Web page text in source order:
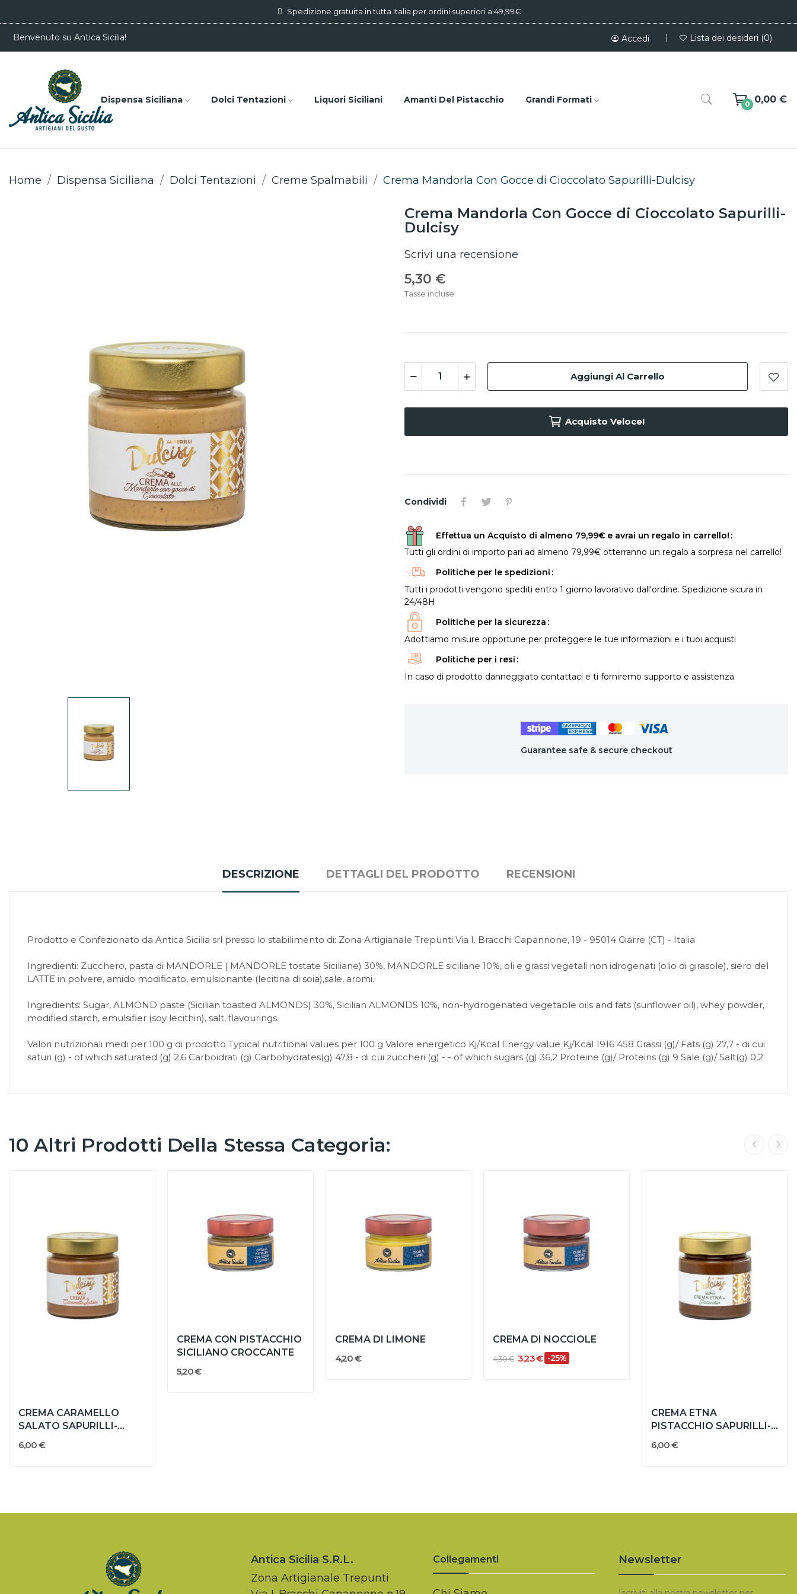
Spedizione gratuita in tutta Italia per ordini superiori a 49,99€
Benvenuto su Antica Sicilia! Accedi Lista dei desideri 0
Dispensa Siciliana Dolci Tentazioni Liquori Siciliani Amanti Del Pistacchio Grandi Formati 0,00 €
0
Home Dispensa Siciliana Dolci Tentazioni Creme Spalmabili Crema Mandorla Con Gocce di Cioccolato Sapurilli-Dulcisy
Crema Mandorla Con Gocce di Cioccolato Sapurilli-
Dulcisy
Scrivi una recensione
5,30 €
Tasse incluse
Aggiungi Al Carrello
Acquisto Veloce!
Condividi
Effettua un Acquisto di almeno 79,99€ e avrai un regalo in carrello!
Tutti gli ordini di importo pari ad almeno 79,99€ otterranno un regalo a sorpresa nel carrello!
Politiche per le spedizioni
Tutti i prodotti vengono spediti entro 1 giorno lavorativo dall'ordine. Spedizione sicura in
24/48H
Politiche per la sicurezza
Adottiamo misure opportune per proteggere le tue informazioni e i tuoi acquisti
Politiche per i resi
In caso di prodotto danneggiato contattaci e ti forniremo supporto e assistenza
Guarantee safe & secure checkout
DESCRIZIONE DETTAGLI DEL PRODOTTO RECENSIONI
Prodotto e Confezionato da Antica Sicilia srl presso lo stabilimento di: Zona Artigianale Trepunti Via I. Bracchi Capannone, 19 - 95014 Giarre (CT) - Italia
Ingredienti: Zucchero, pasta di MANDORLE ( MANDORLE tostate Siciliane) 30%, MANDORLE siciliane 10%, oli e grassi vegetali non idrogenati (olio di girasole), siero del
LATTE in polvere, amido modificato, emulsionante (lecitina di soia),sale, aromi.
Ingredients: Sugar, ALMOND paste (Sicilian toasted ALMONDS) 30%, Sicilian ALMONDS 10%, non-hydrogenated vegetable oils and fats (sunflower oil), whey powder,
modified starch, emulsifier (soy lecithin), salt, flavourings.
Valori nutrizionali medi per 100 g di prodotto Typical nutritional values per 100 g Valore energetico Kj/Kcal Energy value Kj/Kcal 1916 458 Grassi (g)/ Fats (g) 27,7 - di cui
saturi (g) - of which saturated (g) 2,6 Carboidrati (g) Carbohydrates(g) 47,8 - di cui zuccheri (g) - - of which sugars (g) 36,2 Proteine (g)/ Proteins (g) 9 Sale (g)/ Salt(g) 0,2
10 Altri Prodotti Della Stessa Categoria:
CREMA CARAMELLO
SALATO SAPURILLI-
6,00 €
CREMA CON PISTACCHIO
SICILIANO CROCCANTE
5,20 €
CREMA DI LIMONE
4,20 €
CREMA DI NOCCIOLE
4,30 € 3,23 € -25%
CREMA ETNA
PISTACCHIO SAPURILLI-
6,00 €
Antica Sicilia S.r.l.
Zona Artigianale Trepunti
Collegamenti Newsletter